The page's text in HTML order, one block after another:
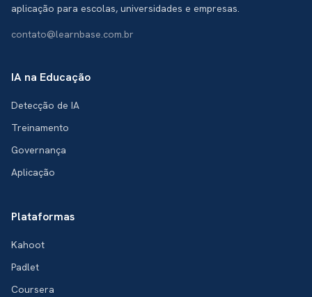
aplicação para escolas, universidades e empresas.
contato@learnbase.com.br
IA na Educação
Detecção de IA
Treinamento
Governança
Aplicação
Plataformas
Kahoot
Padlet
Coursera